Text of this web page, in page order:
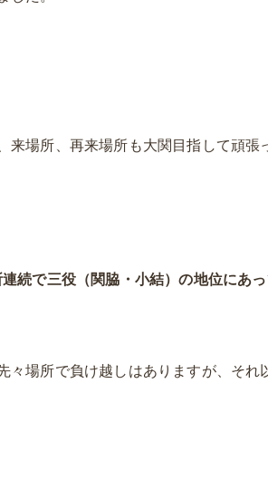
場所、 再来場所も大関目指して頑張
連続で三役（関脇・小結）の地位にあ
場所で負け越しはありますが、 それ